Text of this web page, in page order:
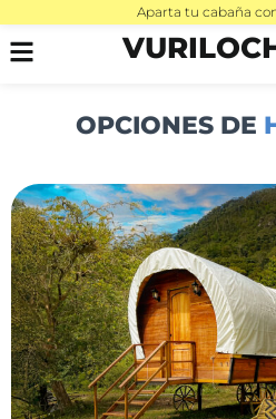
Aparta tu cabaña
OPCIONES DE